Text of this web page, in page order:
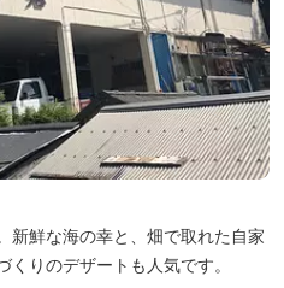
新鮮な海の幸と、畑で取れた自家
りのデザートも人気です。